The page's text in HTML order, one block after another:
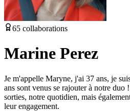
65 collaborations
Marine Perez
Je m'appelle Maryne, j'ai 37 ans, je
ans sont venus se rajouter à notre
sorties, notre quotidien, mais
leur engagement.